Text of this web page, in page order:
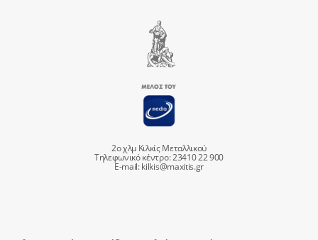
2ο χλμ Κιλκίς Μεταλλικού
Τηλεφωνικό κέντρο: 23410 22 900
E-mail:kilkis@maxitis.gr